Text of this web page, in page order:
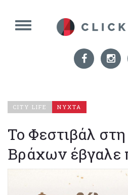
CITY LIFE ΝΥΧΤΑ
To Φεστιβάλ
Βράχων έβγαλε